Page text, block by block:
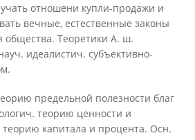
отношени купли-продажи и
вечные, естественные законы
общества. Теоретики А. ш.
идеалистич. субъективно-
предельной полезности благ
теорию ценности и
капитала и процента. Осн.